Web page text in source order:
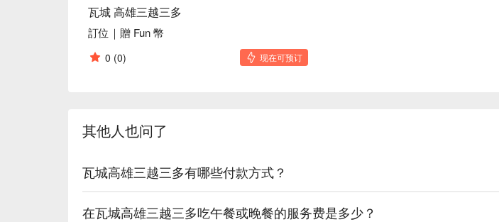
【原味月亮】外皮酥脆，內餡香滑甜美
【蝦醬空心菜】空心菜脆嫩，蝦醬鹹香濃郁
【泰式炒河粉】河粉滑嫩入味，醬香濃郁
【涼拌木瓜】木瓜清脆，酸甜開胃
【摩摩喳喳】椰奶香滑，配料多樣豐富
🥤 特色飲品
【冰鎮檸檬香綠茶】清新酸甜，提神醒腦
【芒果汁】濃郁果香，滑順可口
【椰子汁】清涼椰香，潤喉解渴
【啤酒】清爽微苦，完美解渴
瓦城 高雄三越三多
訂位｜贈 Fun 幣
0 (0) 现在可预订
其他人也问了
瓦城高雄三越三多有哪些付款方式？
在瓦城高雄三越三多吃午餐或晚餐的服务费是多少？